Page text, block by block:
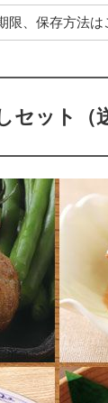
限、保存方法は
セット（